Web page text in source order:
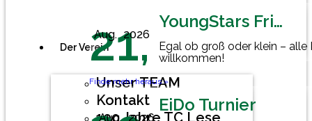
Der Verein
Unser TEAM
Kontakt
100 Jahre TC Lese
Aug.
21,
2026
YoungStars Friday
Egal ob groß oder klein –
willkommen!
Finde mehr heraus »
Aug. 2026
EiDo Turnier